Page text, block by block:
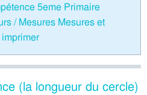
5eme Primaire
/ Mesures Mesures et
(la longueur du cercle)